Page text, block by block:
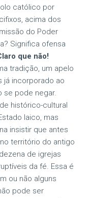
católico por
acima dos
do Poder
Significa ofensa
que não!
tradição, um apelo
já incorporado ao
se pode negar.
histórico-cultural
laico, mas
insistir que antes
território do antigo
de igrejas
da fé. Essa é
ou não alguns
pode ser